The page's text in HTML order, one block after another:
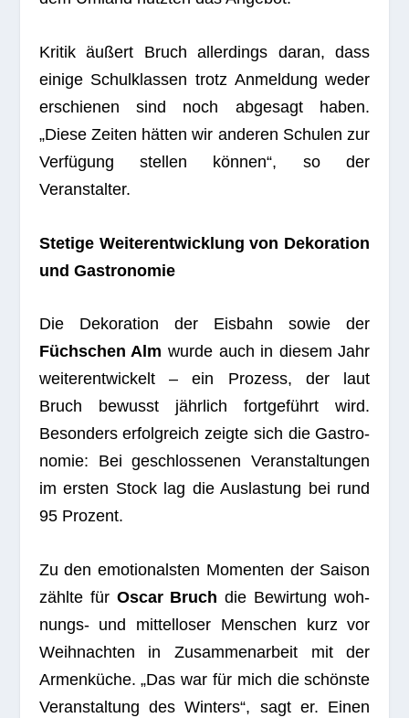
Kri­tik äußert Bruch aller­dings daran, dass
einige Schul­klas­sen trotz Anmel­dung weder
erschie­nen sind noch abge­sagt haben.
„Diese Zei­ten hät­ten wir ande­ren Schu­len zur
Ver­fü­gung stel­len kön­nen“, so der
Veranstalter.
Ste­tige Wei­ter­ent­wick­lung von Deko­ra­tion
und Gastronomie
Die Deko­ra­tion der Eis­bahn sowie der
Füchs­chen Alm wurde auch in die­sem Jahr
wei­ter­ent­wi­ckelt – ein Pro­zess, der laut
Bruch bewusst jähr­lich fort­ge­führt wird.
Beson­ders erfolg­reich zeigte sich die Gas­tro­
no­mie: Bei geschlos­se­nen Ver­an­stal­tun­gen
im ers­ten Stock lag die Aus­las­tung bei rund
95 Prozent.
Zu den emo­tio­nals­ten Momen­ten der Sai­son
zählte für Oscar Bruch die Bewir­tung woh­
nungs- und mit­tel­lo­ser Men­schen kurz vor
Weih­nach­ten in Zusam­men­ar­beit mit der
Armen­kü­che. „Das war für mich die schönste
Ver­an­stal­tung des Win­ters“, sagt er. Einen